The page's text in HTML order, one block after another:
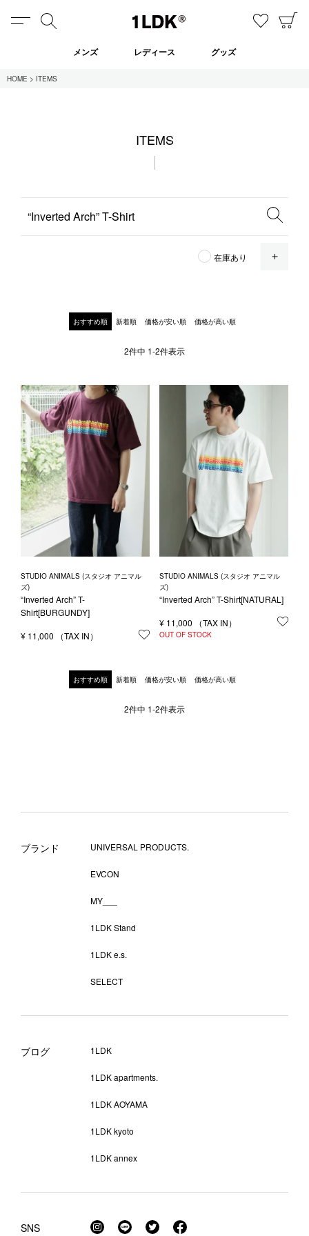
MENU お気に
メンズ レディース グッズ
1LDK STAND
HOME ITEMS
ITEMS
在庫あり
おすすめ順 新着順 価格が安い順 価格が高い順
2件中 1-2件表示
STUDIO ANIMALS (スタジオ アニマル
ズ)
“Inverted Arch” T-
Shirt[BURGUNDY]
¥ 11,000 お気に入りに登録する
STUDIO ANIMALS (スタジオ アニマル
ズ)
“Inverted Arch” T-Shirt[NATURAL]
¥ 11,000
OUT OF STOCK
おすすめ順 新着順 価格が安い順 価格が高い順
2件中 1-2件表示
ブランド UNIVERSAL PRODUCTS.
EVCON
MY___
1LDK Stand
1LDK e.s.
SELECT
ブログ 1LDK
1LDK apartments.
1LDK AOYAMA
1LDK kyoto
1LDK annex
SNS